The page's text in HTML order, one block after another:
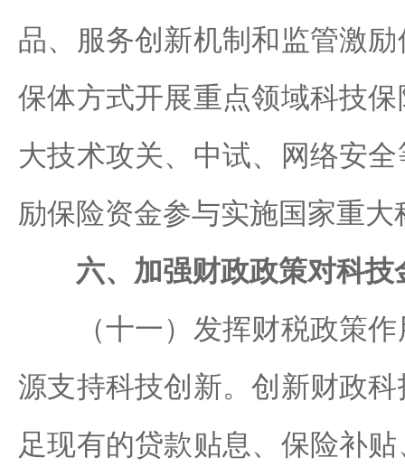
品、服务创新机制和监管激
保体方式开展重点领域科技
大技术攻关、中试、网络安
励保险资金参与实施国家重大
六、加强财政政策对科
（十一）发挥财税政策作
源支持科技创新。创新财政
足现有的贷款贴息、保险补